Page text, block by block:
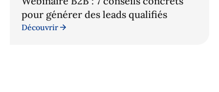
pour générer des leads qualifiés
Découvrir